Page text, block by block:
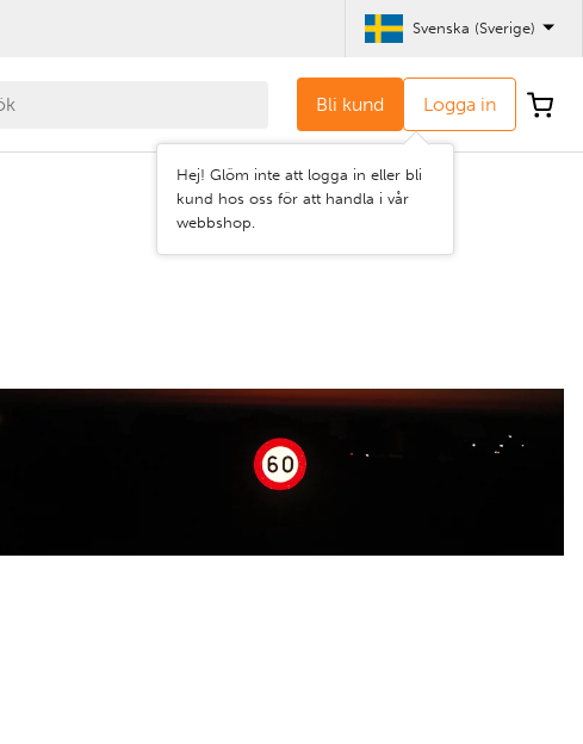
Svenska (Sverige)
Bli kund Logga in
Hej! Glöm inte att logga in eller bli
kund hos oss för att handla i vår
webbshop.